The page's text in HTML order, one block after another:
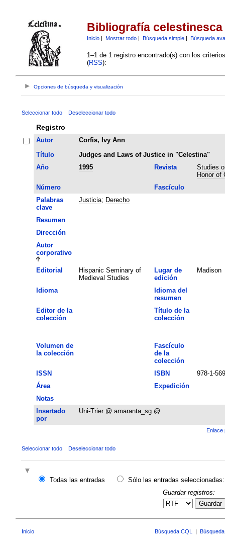
Bibliografía celestinesca
Inicio| Mostrar todo| Búsqueda simple| Búsqueda
1–1 de 1 registro encontrado(s) con los
(RSS):
Opciones de búsqueda y visualización
Seleccionar todo Deseleccionar todo
Registro
Autor
Corfis, Ivy Ann
Título
Judges and Laws of Justice in "Celestina"
Año
1995 Revista
Studies
Honor of
Número
Fascículo
Palabras
clave
Justicia; Derecho
Resumen
Dirección
Autor
corporativo
Editorial
Hispanic Seminary of
Medieval Studies
Lugar de
edición
Madison
Idioma
Idioma del
resumen
Editor de la
colección
Título de la
colección
Volumen de
la colección
Fascículo
de la
colección
ISSN
ISBN
978-1-
Área
Expedición
Notas
Insertado
por
Uni-Trier @ amaranta_sg @
Enlace
Seleccionar todo Deseleccionar todo
Todas las entradas
Sólo las entradas seleccionadas:
Guardar registros:
Guardar
Inicio Búsqueda CQL